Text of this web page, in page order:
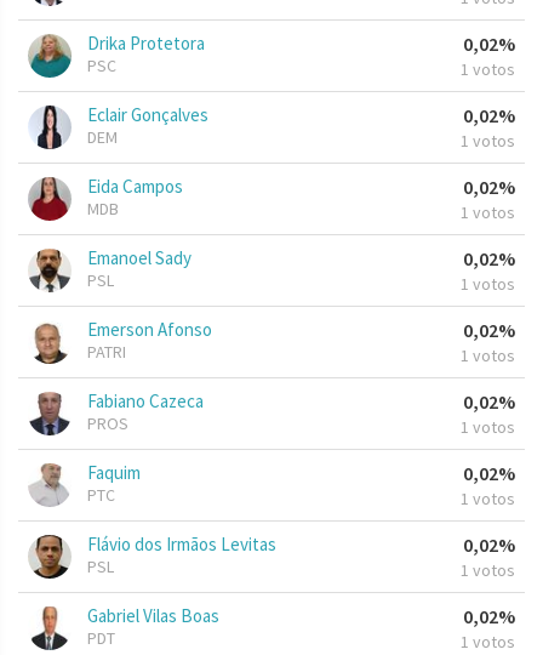
Drika Protetora
PSC
0,02%
1 votos
Eclair Gonçalves
DEM
0,02%
1 votos
Eida Campos
MDB
0,02%
1 votos
Emanoel Sady
PSL
0,02%
1 votos
Emerson Afonso
PATRI
0,02%
1 votos
Fabiano Cazeca
PROS
0,02%
1 votos
Faquim
PTC
0,02%
1 votos
Flávio dos Irmãos Levitas
PSL
0,02%
1 votos
Gabriel Vilas Boas
PDT
0,02%
1 votos